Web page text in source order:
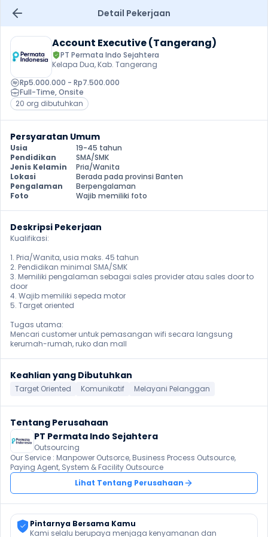
Detail Pekerjaan
Account Executive (Tangerang)
PT Permata Indo Sejahtera
Kelapa Dua, Kab. Tangerang
Rp5.000.000 - Rp7.500.000
Full-Time, Onsite
20 org dibutuhkan
Persyaratan Umum
Usia
19-45 tahun
Pendidikan
SMA/SMK
Jenis Kelamin
Pria/Wanita
Lokasi
Berada pada provinsi Banten
Pengalaman
Berpengalaman
Foto
Wajib memiliki foto
Deskripsi Pekerjaan
Kualifikasi:
1. Pria/Wanita, usia maks. 45 tahun
2. Pendidikan minimal SMA/SMK
3. Memiliki pengalaman sebagai sales provider atau sales door to
door
4. Wajib memiliki sepeda motor
5. Target oriented
Tugas utama:
Mencari customer untuk pemasangan wifi secara langsung
kerumah-rumah, ruko dan mall
Keahlian yang Dibutuhkan
Target Oriented Komunikatif Melayani Pelanggan
Tentang Perusahaan
PT Permata Indo Sejahtera
Outsourcing
Our Service : Manpower Outsorce, Business Process Outsource,
Paying Agent, System & Facility Outsource
Lihat Tentang Perusahaan
Pintarnya Bersama Kamu
Kami selalu berupaya menjaga kenyamanan dan